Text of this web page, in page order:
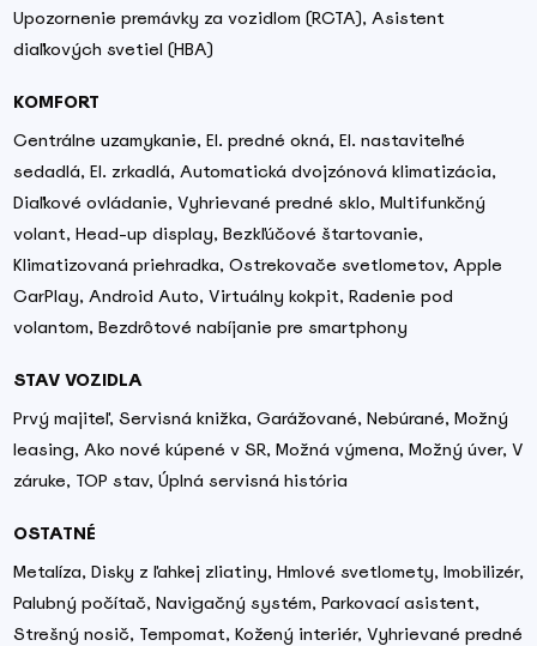
Upozornenie premávky za vozidlom (RCTA), Asistent
diaľkových svetiel (HBA)
KOMFORT
Centrálne uzamykanie, El. predné okná, El. nastaviteľné
sedadlá, El. zrkadlá, Automatická dvojzónová klimatizácia,
Diaľkové ovládanie, Vyhrievané predné sklo, Multifunkčný
volant, Head-up display, Bezkľúčové štartovanie,
Klimatizovaná priehradka, Ostrekovače svetlometov, Apple
CarPlay, Android Auto, Virtuálny kokpit, Radenie pod
volantom, Bezdrôtové nabíjanie pre smartphony
STAV VOZIDLA
Prvý majiteľ, Servisná knižka, Garážované, Nebúrané, Možný
leasing, Ako nové kúpené v SR, Možná výmena, Možný úver, V
záruke, TOP stav, Úplná servisná história
OSTATNÉ
Metalíza, Disky z ľahkej zliatiny, Hmlové svetlomety, Imobilizér,
Palubný počítač, Navigačný systém, Parkovací asistent,
Strešný nosič, Tempomat, Kožený interiér, Vyhrievané predné